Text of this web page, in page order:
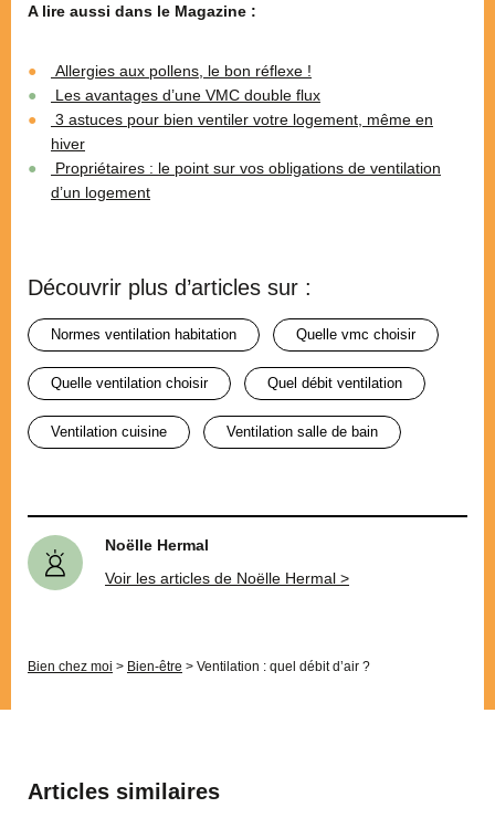
A lire aussi dans le Magazine :
Allergies aux pollens, le bon réflexe !
Les avantages d’une VMC double flux
3 astuces pour bien ventiler votre logement, même en
hiver
Propriétaires : le point sur vos obligations de ventilation
d’un logement
Découvrir plus d’articles sur :
normes ventilation habitation quelle vmc choisir
quelle ventilation choisir quel débit ventilation
ventilation cuisine ventilation salle de bain
Noëlle Hermal
Voir les articles de Noëlle Hermal >
Bien chez moi > Bien-être > Ventilation : quel débit d’air ?
Articles similaires